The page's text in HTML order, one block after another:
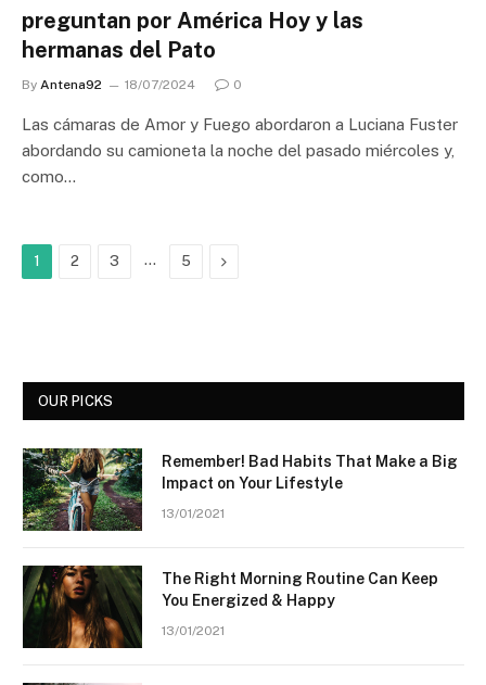
preguntan por América Hoy y las
hermanas del Pato
By Antena92 18/07/2024 0
Las cámaras de Amor y Fuego abordaron a Luciana Fuster
abordando su camioneta la noche del pasado miércoles y,
como…
1 2 3 … 5 Next
OUR PICKS
Remember! Bad Habits That Make a Big
Impact on Your Lifestyle
13/01/2021
The Right Morning Routine Can Keep
You Energized & Happy
13/01/2021